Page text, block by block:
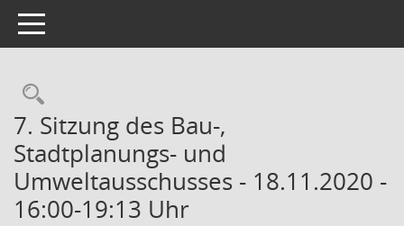
Toggle navigation
Rechercheauswahl
7. Sitzung des Bau-,
Stadtplanungs- und
Umweltausschusses - 18.11.2020 -
16:00-19:13 Uhr